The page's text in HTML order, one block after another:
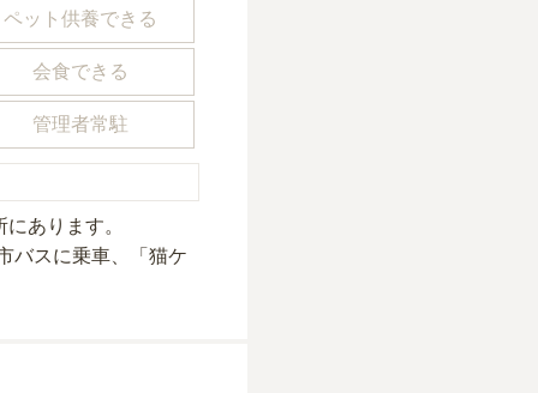
ペット供養できる
会食できる
管理者常駐
にあり ます。
バスに乗車、「猫ケ